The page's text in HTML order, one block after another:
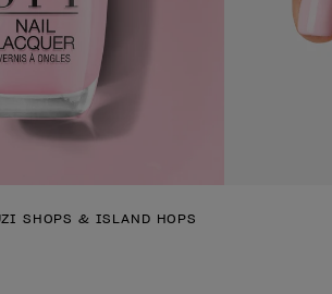
slide
to slide
SHOPS & ISLAND HOPS